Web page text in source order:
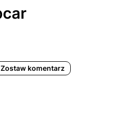
Zostaw komentarz